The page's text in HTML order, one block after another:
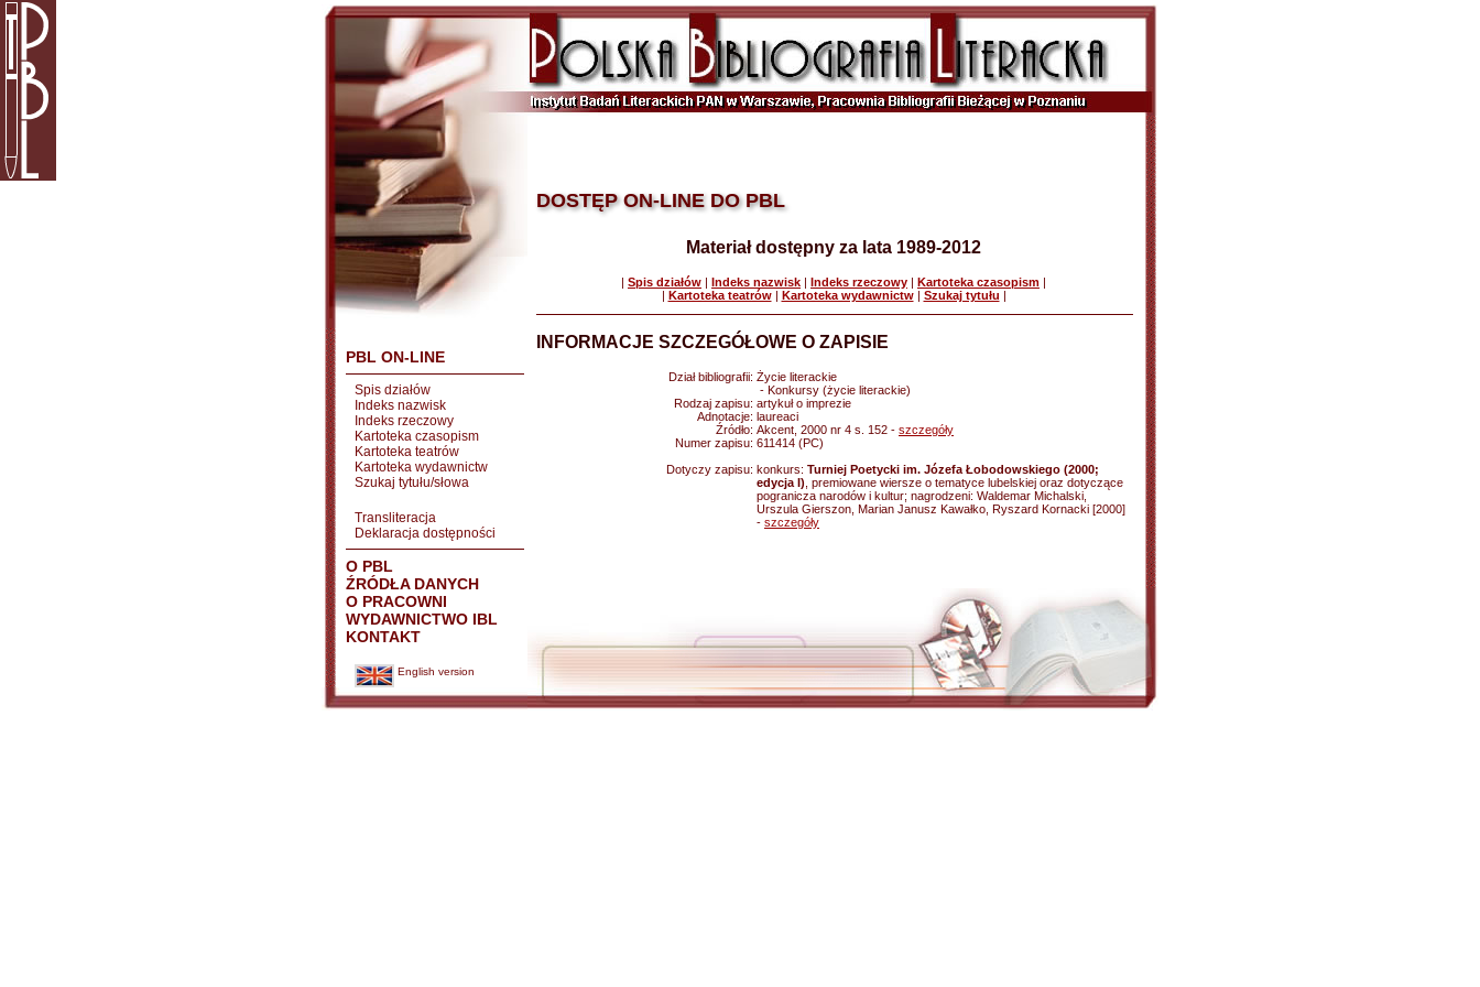
PBL ON-LINE
Spis działów
Indeks nazwisk
Indeks rzeczowy
Kartoteka czasopism
Kartoteka teatrów
Kartoteka wydawnictw
Szukaj tytułu/słowa
Transliteracja
Deklaracja dostępności
O PBL
ŹRÓDŁA DANYCH
O PRACOWNI
WYDAWNICTWO IBL
KONTAKT
English version
DOSTĘP ON-LINE DO PBL
Materiał dostępny za lata 1989-2012
| Spis działów | Indeks nazwisk | Indeks rzeczowy | Kartoteka czasopism |
| Kartoteka teatrów| Kartoteka wydawnictw| Szukaj tytułu |
INFORMACJE SZCZEGÓŁOWE O ZAPISIE
Dział bibliografii: Życie literackie
- Konkursy (życie literackie)
Rodzaj zapisu: artykuł o imprezie
Adnotacje: laureaci
Źródło: Akcent, 2000 nr 4 s. 152 - szczegóły
Numer zapisu: 611414 (PC)
Dotyczy zapisu: konkurs: Turniej Poetycki im. Józefa Łobodowskiego (2000;
edycja I) , premiowane wiersze o tematyce lubelskiej oraz dotyczące
pogranicza narodów i kultur; nagrodzeni: Waldemar Michalski,
Urszula Gierszon, Marian Janusz Kawałko, Ryszard Kornacki [2000]
- szczegóły